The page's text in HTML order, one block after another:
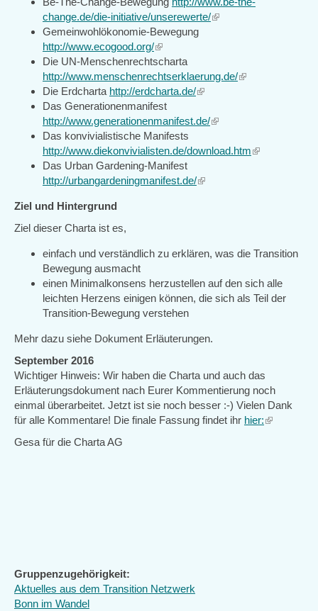
external)
change.de/die-initiative/unserewerte/(link
Gemeinwohlökonomie-Bewegung
http://www.ecogood.org/(link
is
external)
Die UN-Menschenrechtscharta
http://www.menschenrechtserklaerung.de/(link
Die Erdcharta http://erdcharta.de/(link
external)
Das Generationenmanifest
http://www.generationenmanifest.de/(link
external)
Das konvivialistische Manifests
http://www.diekonvivialisten.de/download.htm(link
Das Urban Gardening-Manifest
http://urbangardeningmanifest.de/(link
Ziel und Hintergrund
Ziel dieser Charta ist es,
einfach und verständlich zu erklären, was die Transition
Bewegung ausmacht
einen Minimalkonsens herzustellen auf den sich alle
leichten Herzens einigen können, die sich als Teil der
Transition-Bewegung verstehen
Mehr dazu siehe Dokument Erläuterungen.
September 2016
Wichtiger Hinweis: Wir haben die Charta und auch das
Erläuterungsdokument nach Eurer Kommentierung noch
einmal überarbeitet. Jetzt ist sie noch besser :-) Vielen Dank
für alle Kommentare! Die finale Fassung findet ihr hier:(link
Gesa für die Charta AG
Gruppenzugehörigkeit:
Aktuelles aus dem Transition Netzwerk
Bonn im Wandel